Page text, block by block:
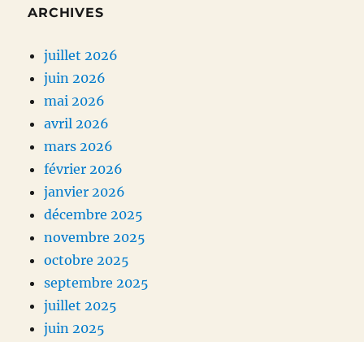
ARCHIVES
juillet 2026
juin 2026
mai 2026
avril 2026
mars 2026
février 2026
janvier 2026
décembre 2025
novembre 2025
octobre 2025
septembre 2025
juillet 2025
juin 2025